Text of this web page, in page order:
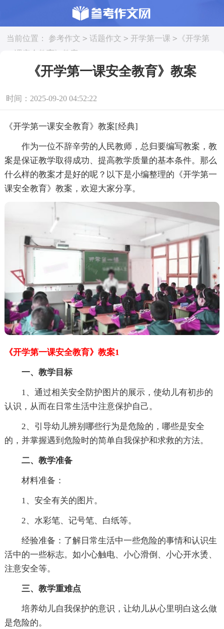
当前位置： 参考作文 > 话题作文 > 开学第一课 > 《开学第
一课安全教育》教案
《开学第一课安全教育》教案
时间：2025-09-20 04:52:22
《开学第一课安全教育》教案[经典]
作为一位不辞辛劳的人民教师，总归要编写教案，教
案是保证教学取得成功、提高教学质量的基本条件。那么
什么样的教案才是好的呢？以下是小编整理的《开学第一
课安全教育》教案，欢迎大家分享。
《开学第一课安全教育》教案1
一、教学目标
1、通过相关安全防护图片的展示，使幼儿有初步的
认识，从而在日常生活中注意保护自己。
2、引导幼儿辨别哪些行为是危险的，哪些是安全
的，并掌握遇到危险时的简单自我保护和求救的方法。
二、教学准备
材料准备：
1、安全有关的图片。
2、水彩笔、记号笔、白纸等。
经验准备：了解日常生活中一些危险的事情和认识生
活中的一些标志。如小心触电、小心滑倒、小心开水烫、
注意安全等。
三、教学重难点
培养幼儿自我保护的意识，让幼儿从心里明白这么做
是危险的。